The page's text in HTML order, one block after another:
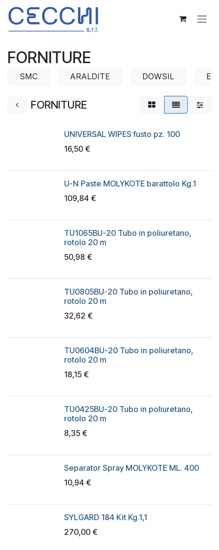
Passa al contenuto
FORNITURE
SMC ARALDITE DOWSIL
FORNITURE
UNIVERSAL WIPES fusto pz. 100
16,50 €
U-N Paste MOLYKOTE barattolo Kg.1
109,84 €
TU1065BU-20 Tubo in poliuretano,
rotolo 20 m
50,98 €
TU0805BU-20 Tubo in poliuretano,
rotolo 20 m
32,62 €
TU0604BU-20 Tubo in poliuretano,
rotolo 20 m
18,15 €
TU0425BU-20 Tubo in poliuretano,
rotolo 20 m
8,35 €
Separator Spray MOLYKOTE ML. 400
10,94 €
SYLGARD 184 Kit Kg.1,1
270,00 €